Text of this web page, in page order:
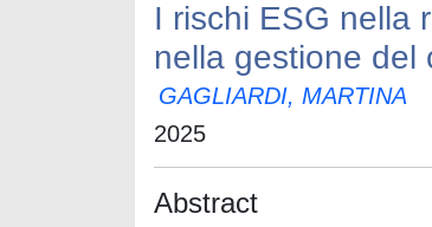
I rischi ESG nella
nella gestione del
GAGLIARDI, MARTINA
2025
Abstract